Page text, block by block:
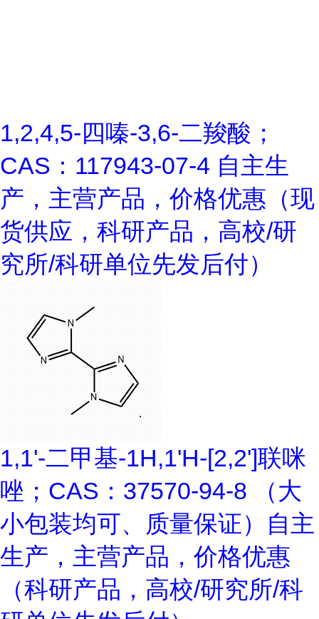
1,2,4,5-四嗪-3,6-二羧酸；
CAS：117943-07-4 自主生
产，主营产品，价格优惠（现
货供应，科研产品，高校/研
究所/科研单位先发后付）
1,1'-二甲基-1H,1'H-[2,2']联咪
唑；CAS：37570-94-8 （大
小包装均可、质量保证）自主
生产，主营产品，价格优惠
（科研产品，高校/研究所/科